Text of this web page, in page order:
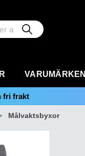
VARUMÄRKEN
fri frakt
Målvaktsbyxor